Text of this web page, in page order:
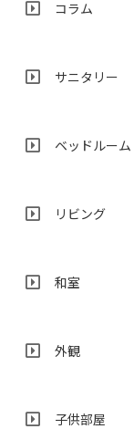
コラム
サニタリー
ベッドルーム
リビング
和室
外観
子供部屋